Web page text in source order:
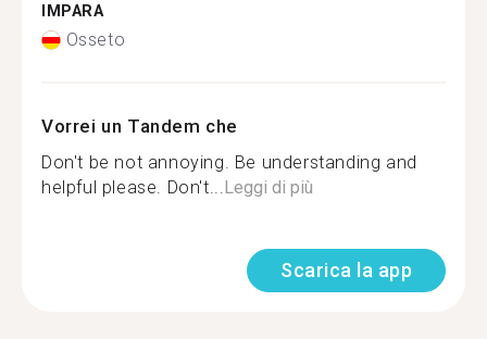
IMPARA
Osseto
Vorrei un Tandem che
Don't be not annoying. Be understanding and
helpful please. Don't...Leggi di più
Scarica la app